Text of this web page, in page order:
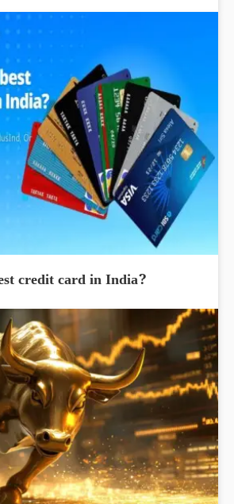
credit card in India?